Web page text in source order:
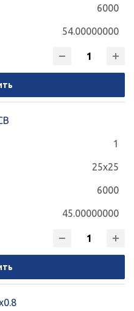
6000
54.00000000
1
25x25
6000
45.00000000